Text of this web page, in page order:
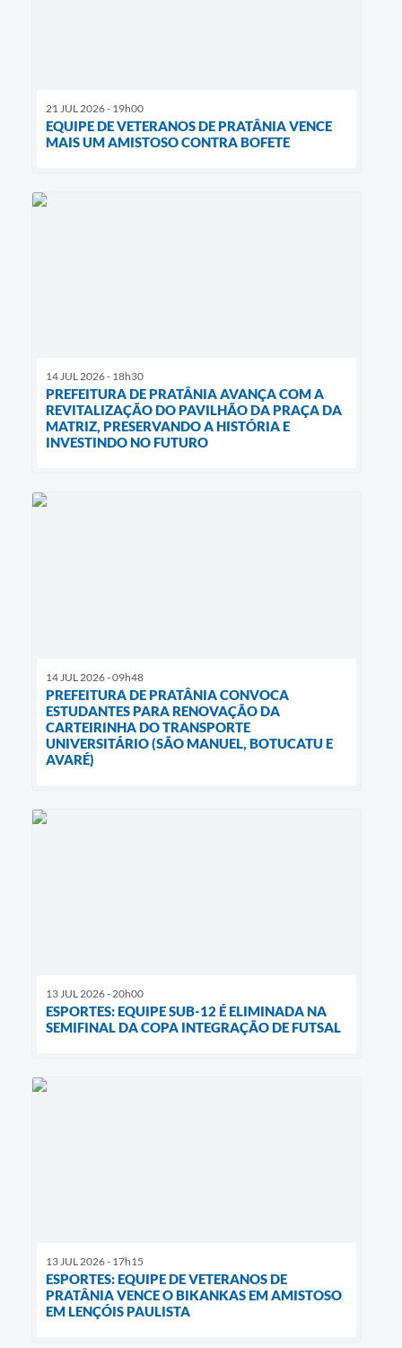
21 JUL 2026 - 19h00
EQUIPE DE VETERANOS DE PRATÂNIA VENCE
MAIS UM AMISTOSO CONTRA BOFETE
14 JUL 2026 - 18h30
PREFEITURA DE PRATÂNIA AVANÇA COM A
REVITALIZAÇÃO DO PAVILHÃO DA PRAÇA DA
MATRIZ, PRESERVANDO A HISTÓRIA E
INVESTINDO NO FUTURO
14 JUL 2026 - 09h48
PREFEITURA DE PRATÂNIA CONVOCA
ESTUDANTES PARA RENOVAÇÃO DA
CARTEIRINHA DO TRANSPORTE
UNIVERSITÁRIO (SÃO MANUEL, BOTUCATU E
AVARÉ)
13 JUL 2026 - 20h00
ESPORTES: EQUIPE SUB-12 É ELIMINADA NA
SEMIFINAL DA COPA INTEGRAÇÃO DE FUTSAL
13 JUL 2026 - 17h15
ESPORTES: EQUIPE DE VETERANOS DE
PRATÂNIA VENCE O BIKANKAS EM AMISTOSO
EM LENÇÓIS PAULISTA